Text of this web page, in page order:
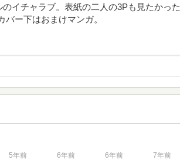
イチャラブ。表紙の二人の3Pも見たかった
ー下はおまけマンガ。
5年前 6年前 6年前 7年前